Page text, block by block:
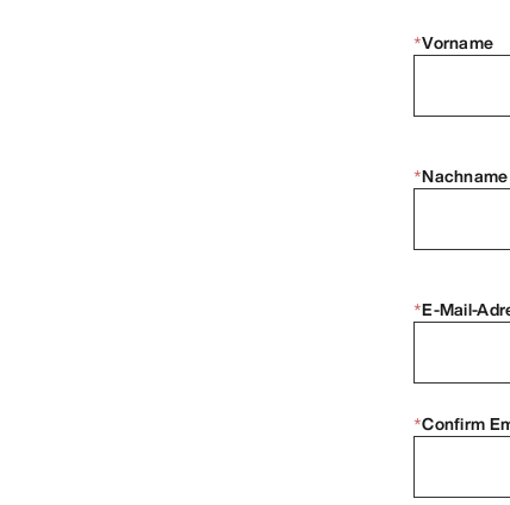
*Vorname
*Nachname
*E-Mail-
*Confirm